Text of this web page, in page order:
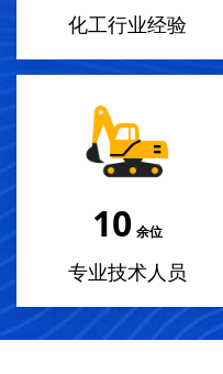
化工行业经验
10 余位
专业技术人员